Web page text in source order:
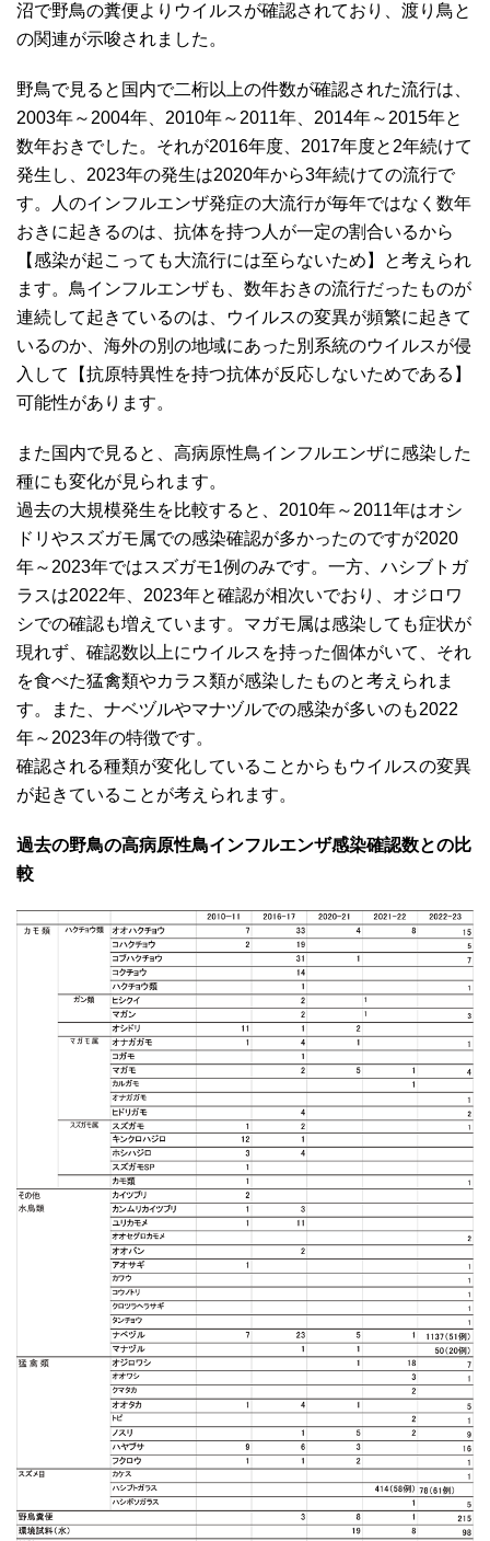
沼で野鳥の糞便よりウイルスが確認されており、渡り鳥と
の関連が示唆されました。
野鳥で見ると国内で二桁以上の件数が確認された流行は、
2003年～2004年、2010年～2011年、2014年～2015年と
数年おきでした。それが2016年度、2017年度と2年続けて
発生し、2023年の発生は2020年から3年続けての流行で
す。人のインフルエンザ発症の大流行が毎年ではなく数年
おきに起きるのは、抗体を持つ人が一定の割合いるから
【感染が起こっても大流行には至らないため】と考えられ
ます。鳥インフルエンザも、数年おきの流行だったものが
連続して起きているのは、ウイルスの変異が頻繁に起きて
いるのか、海外の別の地域にあった別系統のウイルスが侵
入して【抗原特異性を持つ抗体が反応しないためである】
可能性があります。
また国内で見ると、高病原性鳥インフルエンザに感染した
種にも変化が見られます。
過去の大規模発生を比較すると、2010年～2011年はオシ
ドリやスズガモ属での感染確認が多かったのですが2020
年～2023年ではスズガモ1例のみです。一方、ハシブトガ
ラスは2022年、2023年と確認が相次いでおり、オジロワ
シでの確認も増えています。マガモ属は感染しても症状が
現れず、確認数以上にウイルスを持った個体がいて、それ
を食べた猛禽類やカラス類が感染したものと考えられま
す。また、ナベヅルやマナヅルでの感染が多いのも2022
年～2023年の特徴です。
確認される種類が変化していることからもウイルスの変異
が起きていることが考えられます。
過去の野鳥の高病原性鳥インフルエンザ感染確認数との比
較